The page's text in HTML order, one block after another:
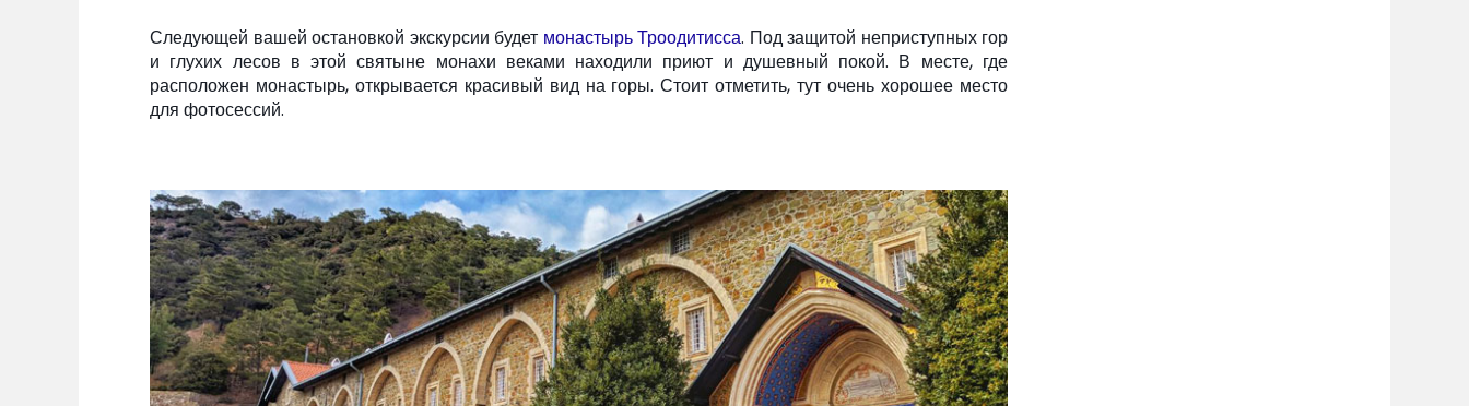
Следующей вашей остановкой экскурсии будет монастырь Троодитисса. Под защитой неприступных гор
и глухих лесов в этой святыне монахи веками находили приют и душевный покой. В месте, где
расположен монастырь, открывается красивый вид на горы. Стоит отметить, тут очень хорошее место
для фотосессий.